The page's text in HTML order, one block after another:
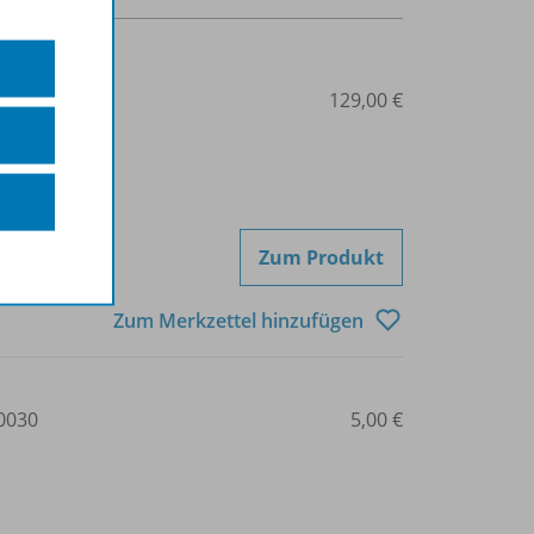
129,00 €
Zum Produkt
Zum Merkzettel hinzufügen
5,00 €